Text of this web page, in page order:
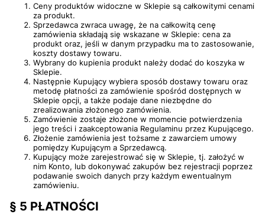
Ceny produktów widoczne w Sklepie są całkowitymi cenami
za produkt.
Sprzedawca zwraca uwagę, że na całkowitą cenę
zamówienia składają się wskazane w Sklepie: cena za
produkt oraz, jeśli w danym przypadku ma to zastosowanie,
koszty dostawy towaru.
Wybrany do kupienia produkt należy dodać do koszyka w
Sklepie.
Następnie Kupujący wybiera sposób dostawy towaru oraz
metodę płatności za zamówienie spośród dostępnych w
Sklepie opcji, a także podaje dane niezbędne do
zrealizowania złożonego zamówienia.
Zamówienie zostaje złożone w momencie potwierdzenia
jego treści i zaakceptowania Regulaminu przez Kupującego.
Złożenie zamówienia jest tożsame z zawarciem umowy
pomiędzy Kupującym a Sprzedawcą.
Kupujący może zarejestrować się w Sklepie, tj. założyć w
nim Konto, lub dokonywać zakupów bez rejestracji poprzez
podawanie swoich danych przy każdym ewentualnym
zamówieniu.
§ 5 PŁATNOŚCI